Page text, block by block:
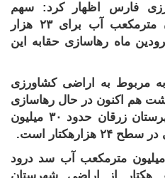
فارس اظهار کرد: سهم
مترمکعب آب برای۲۳ هزار
ماه رهاسازی حقابه این
مربوط به اراضی کشاورزی
هم اکنون در حال رهاسازی
زرقان حدود ۳۰ میلیون
در سطح ۲۴ هزارهکتار است.
میلیون مترمکعب آب سد درود